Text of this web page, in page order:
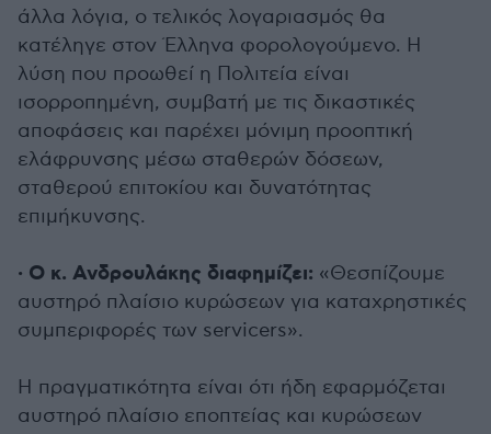
άλλα λόγια, ο τελικός λογαριασμός θα
κατέληγε στον Έλληνα φορολογούμενο. Η
λύση που προωθεί η Πολιτεία είναι
ισορροπημένη, συμβατή με τις δικαστικές
αποφάσεις και παρέχει μόνιμη προοπτική
ελάφρυνσης μέσω σταθερών δόσεων,
σταθερού επιτοκίου και δυνατότητας
επιμήκυνσης.
· Ο κ. Ανδρουλάκης διαφημίζει: «Θεσπίζουμε
αυστηρό πλαίσιο κυρώσεων για καταχρηστικές
συμπεριφορές των servicers».
Η πραγματικότητα είναι ότι ήδη εφαρμόζεται
αυστηρό πλαίσιο εποπτείας και κυρώσεων